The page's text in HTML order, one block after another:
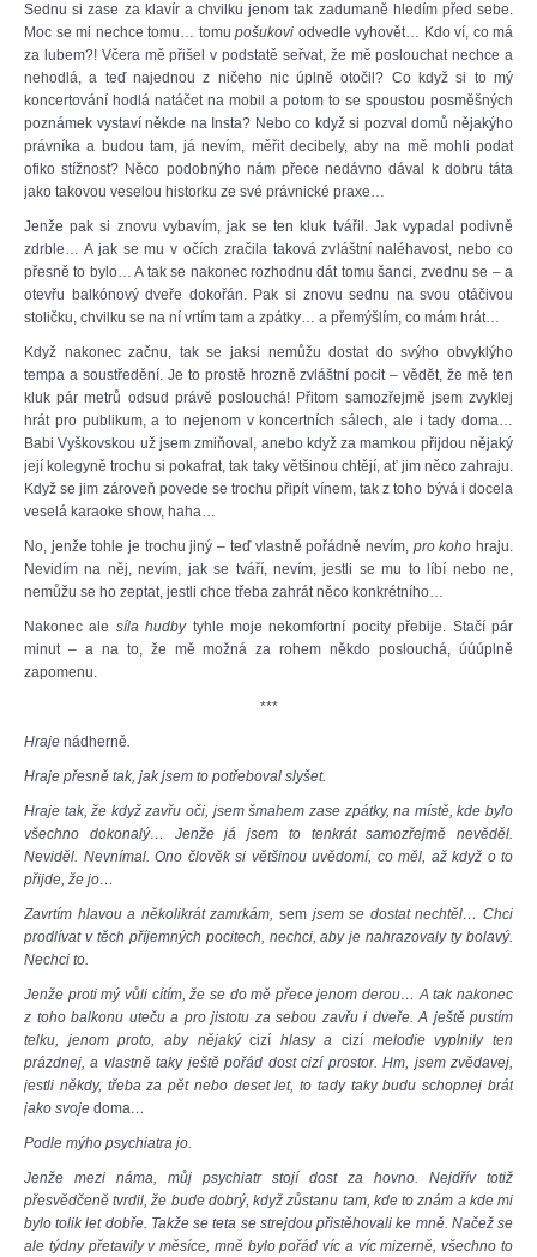
Sednu si zase za klavír a chvilku jenom tak zadumaně hledím před sebe.
Moc se mi nechce tomu… tomu pošukovi odvedle vyhovět… Kdo ví, co má
za lubem?! Včera mě přišel v podstatě seřvat, že mě poslouchat nechce a
nehodlá, a teď najednou z ničeho nic úplně otočil? Co když si to mý
koncertování hodlá natáčet na mobil a potom to se spoustou posměšných
poznámek vystaví někde na Insta? Nebo co když si pozval domů nějakýho
právníka a budou tam, já nevím, měřit decibely, aby na mě mohli podat
ofiko stížnost? Něco podobnýho nám přece nedávno dával k dobru táta
jako takovou veselou historku ze své právnické praxe…
Jenže pak si znovu vybavím, jak se ten kluk tvářil. Jak vypadal podivně
zdrble… A jak se mu v očích zračila taková zvláštní naléhavost, nebo co
přesně to bylo… A tak se nakonec rozhodnu dát tomu šanci, zvednu se – a
otevřu balkónový dveře dokořán. Pak si znovu sednu na svou otáčivou
stoličku, chvilku se na ní vrtím tam a zpátky… a přemýšlím, co mám hrát…
Když nakonec začnu, tak se jaksi nemůžu dostat do svýho obvyklýho
tempa a soustředění. Je to prostě hrozně zvláštní pocit – vědět, že mě ten
kluk pár metrů odsud právě poslouchá! Přitom samozřejmě jsem zvyklej
hrát pro publikum, a to nejenom v koncertních sálech, ale i tady doma…
Babi Vyškovskou už jsem zmiňoval, anebo když za mamkou přijdou nějaký
její kolegyně trochu si pokafrat, tak taky většinou chtějí, ať jim něco zahraju.
Když se jim zároveň povede se trochu připít vínem, tak z toho bývá i docela
veselá karaoke show, haha…
No, jenže tohle je trochu jiný – teď vlastně pořádně nevím, pro koho hraju.
Nevidím na něj, nevím, jak se tváří, nevím, jestli se mu to líbí nebo ne,
nemůžu se ho zeptat, jestli chce třeba zahrát něco konkrétního…
Nakonec ale síla hudbytyhle moje nekomfortní pocity přebije. Stačí pár
minut – a na to, že mě možná za rohem někdo poslouchá, úúúplně
zapomenu.
***
Hraje nádherně.
Hraje přesně tak, jak jsem to potřeboval slyšet.
Hraje tak, že když zavřu oči, jsem šmahem zase zpátky, na místě, kde bylo
všechno dokonalý… Jenže já jsem to tenkrát samozřejmě nevěděl.
Neviděl. Nevnímal. Ono člověk si většinou uvědomí, co měl, až když o to
přijde, že jo…
Zavrtím hlavou a několikrát zamrkám, sem jsem se dostat nechtěl… Chci
prodlívat v těch příjemných pocitech, nechci, aby je nahrazovaly ty bolavý.
Nechci to.
Jenže proti mý vůli cítím, že se do mě přece jenom derou… A tak nakonec
z toho balkonu uteču a pro jistotu za sebou zavřu i dveře. A ještě pustím
telku, jenom proto, aby nějakýcizí hlasy acizí melodie vyplnily ten
prázdnej, a vlastně taky ještě pořád dost cizí prostor. Hm, jsem zvědavej,
jestli někdy, třeba za pět nebo deset let, to tady taky budu schopnej brát
jako svoje doma…
Podle mýho psychiatra jo.
Jenže mezi náma, můj psychiatr stojí dost za hovno. Nejdřív totiž
přesvědčeně tvrdil, že bude dobrý, když zůstanu tam, kde to znám a kde mi
bylo tolik let dobře. Takže se teta se strejdou přistěhovali ke mně. Načež se
ale týdny přetavily v měsíce, mně bylo pořád víc a víc mizerně, všechno to